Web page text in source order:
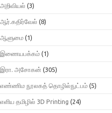
அறிவியல் (3)
ஆர்.கதிர்வேல் (8)
ஆளுமை (1)
இணையபக்கம் (1)
இரா. அசோகன் (305)
எண்ணிம நூலகத் தொழில்நுட்பம் (5)
எளிய தமிழில் 3D Printing (24)